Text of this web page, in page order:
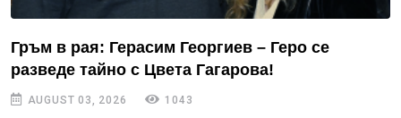
Гръм в рая: Герасим Георгиев – Геро се
разведе тайно с Цвета Гагарова!
AUGUST 03, 2026 1043